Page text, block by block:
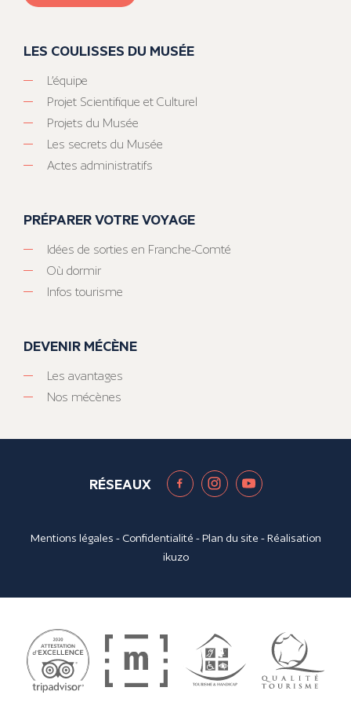
LES COULISSES DU MUSÉE
L’équipe
Projet Scientifique et Culturel
Projets du Musée
Les secrets du Musée
Actes administratifs
PRÉPARER VOTRE VOYAGE
Idées de sorties en Franche-Comté
Où dormir
Infos tourisme
DEVENIR MÉCÈNE
Les avantages
Nos mécènes
RÉSEAUX
Mentions légales - Confidentialité -Plan du site - Réalisation
ikuzo